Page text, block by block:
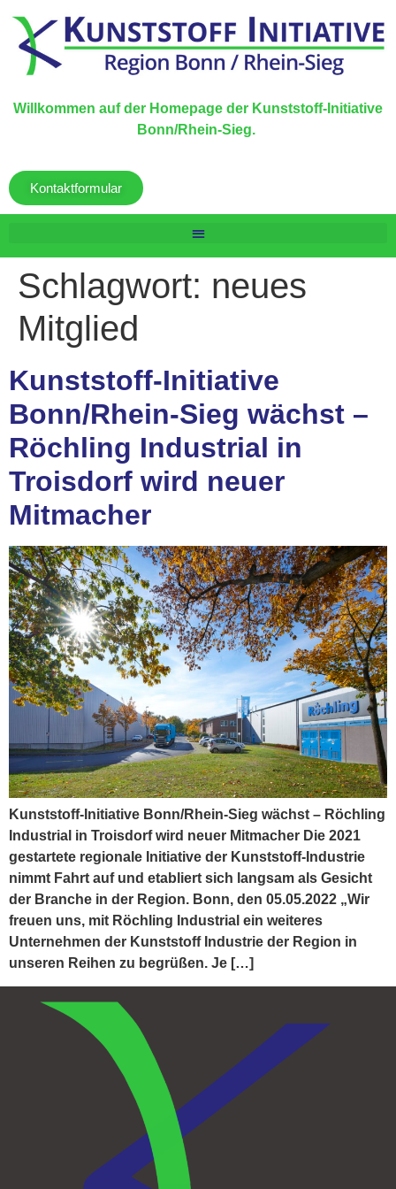
Willkommen auf der Homepage der Kunststoff-Initiative
Bonn/Rhein-Sieg.
Kontaktformular
Schlagwort: neues
Mitglied
Kunststoff-Initiative
Bonn/Rhein-Sieg wächst –
Röchling Industrial in
Troisdorf wird neuer
Mitmacher
Kunststoff-Initiative Bonn/Rhein-Sieg wächst – Röchling
Industrial in Troisdorf wird neuer Mitmacher Die 2021
gestartete regionale Initiative der Kunststoff-Industrie
nimmt Fahrt auf und etabliert sich langsam als Gesicht
der Branche in der Region. Bonn, den 05.05.2022 „Wir
freuen uns, mit Röchling Industrial ein weiteres
Unternehmen der Kunststoff Industrie der Region in
unseren Reihen zu begrüßen. Je […]